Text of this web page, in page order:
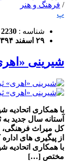
/ فرهنگ و هنر
پ
شناسه : 2230
۲۹ اسفند ۱۳۹۴ - ۱۵:۰۱
شیرینی
با همکاری اتحادیه
آستانه سال جدید
کل میراث فرهنگی،
از پیگیری های
با همکاری
مختص […]